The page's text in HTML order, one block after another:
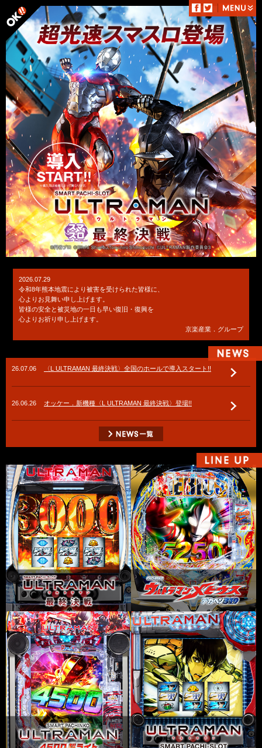
2026.07.29
令和8年熊本地震により被害を受けられた皆様に、
心よりお見舞い申し上げます。
皆様の安全と被災地の一日も早い復旧・復興を
心よりお祈り申し上げます。
京楽産業．グループ
26.07.06 〈L ULTRAMAN 最終決戦〉全国のホールで導入スタート!!
26.06.26 オッケー．新機種〈L ULTRAMAN 最終決戦〉登場!!